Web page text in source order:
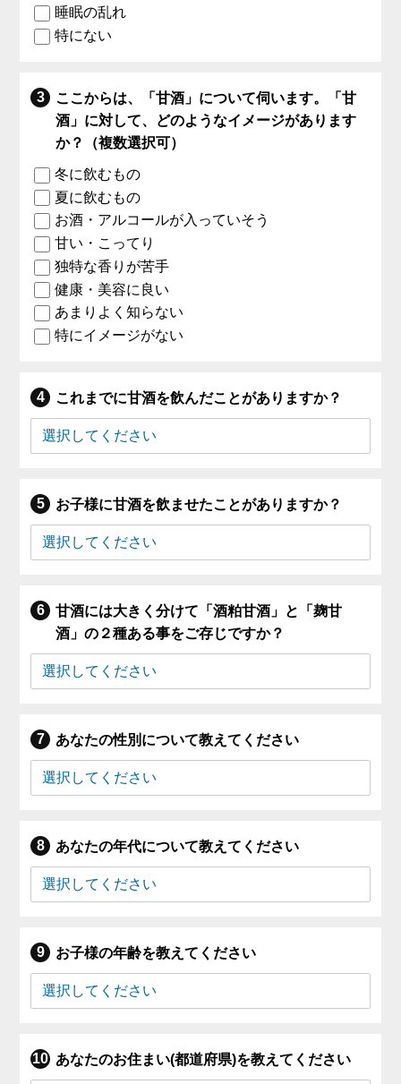
睡眠の乱れ
特にない
ここからは、「甘酒」について伺います。「甘
酒」に対して、どのようなイメージがあります
か？（複数選択可）
冬に飲むもの
夏に飲むもの
お酒・アルコールが入っていそう
甘い・こってり
独特な香りが苦手
健康・美容に良い
あまりよく知らない
特にイメージがない
これまでに甘酒を飲んだことがありますか？
お子様に甘酒を飲ませたことがありますか？
甘酒には大きく分けて「酒粕甘酒」と「麹甘
酒」の２種ある事をご存じですか？
あなたの性別について教えてください
あなたの年代について教えてください
お子様の年齢を教えてください
あなたのお住まい(都道府県)を教えてください